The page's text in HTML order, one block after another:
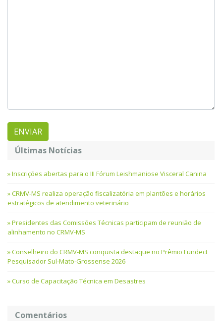
Últimas Notícias
Inscrições abertas para o III Fórum Leishmaniose Visceral Canina
CRMV-MS realiza operação fiscalizatória em plantões e horários
estratégicos de atendimento veterinário
Presidentes das Comissões Técnicas participam de reunião de
alinhamento no CRMV-MS
Conselheiro do CRMV-MS conquista destaque no Prêmio Fundect
Pesquisador Sul-Mato-Grossense 2026
Curso de Capacitação Técnica em Desastres
Comentários